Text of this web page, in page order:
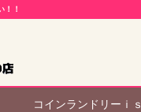
！！
コインランドリーｉｓ